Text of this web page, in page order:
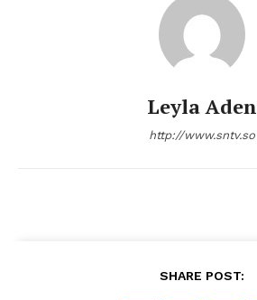
Leyla Aden
http://www.sntv.so
SHARE POST: